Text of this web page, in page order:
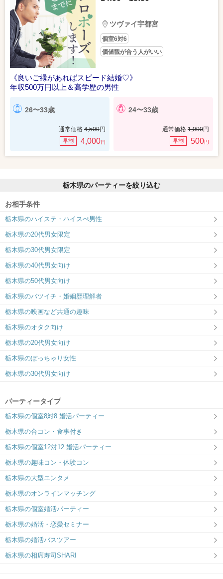
ツヴァイ宇都宮
個室6対6
価値観が合う人がいい
《良いご縁があればスピード結婚♡》
年収500万円以上＆高学歴の男性
26〜33歳
通常価格 4,500円
早割 4,000円
24〜33歳
通常価格 1,000円
早割 500円
栃木県のパーティーを絞り込む
お相手条件
栃木県のハイステ・ハイスぺ男性
栃木県の20代男女限定
栃木県の30代男女限定
栃木県の40代男女向け
栃木県の50代男女向け
栃木県のバツイチ・婚姻歴理解者
栃木県の映画など共通の趣味
栃木県のオタク向け
栃木県の20代男女向け
栃木県のぽっちゃり女性
栃木県の30代男女向け
パーティータイプ
栃木県の個室8対8 婚活パーティー
栃木県の合コン・食事付き
栃木県の個室12対12 婚活パーティー
栃木県の趣味コン・体験コン
栃木県の大型エンタメ
栃木県のオンラインマッチング
栃木県の個室婚活パーティー
栃木県の婚活・恋愛セミナー
栃木県の婚活バスツアー
栃木県の相席寿司SHARI